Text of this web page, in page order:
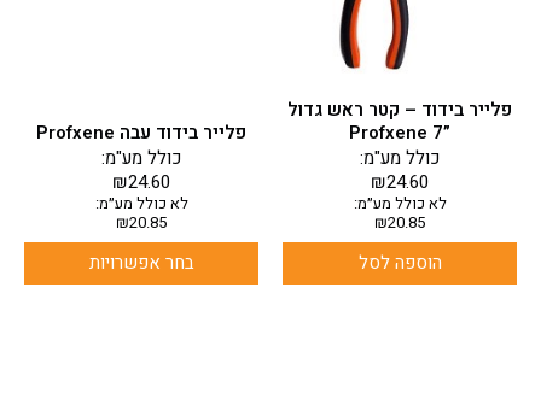
פלייר בידוד – קטר ראש גדול
”7 Profxene
₪24.60
כולל מע"מ:
לא כולל מע״מ:
₪20.85
הוספה לסל
פלייר בידוד עבה Profxene
₪24.60
כולל מע"מ:
לא כולל מע״מ:
₪20.85
בחר אפשרויות